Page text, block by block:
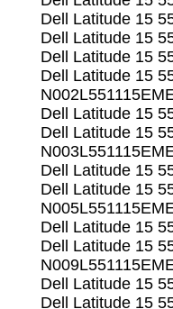
Dell Latitude 15
Dell Latitude 15
Dell Latitude 15
Dell Latitude 15
Dell Latitude 15
Dell Latitude 15
Dell Latitude 15
Dell Latitude 15
Dell Latitude 15
Dell Latitude 15
Dell Latitude 15
Dell Latitude 15